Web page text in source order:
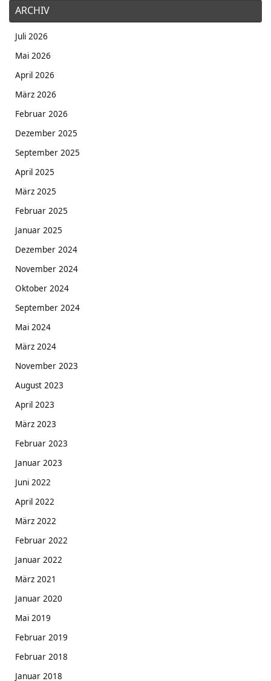
ARCHIV
Juli 2026
Mai 2026
April 2026
März 2026
Februar 2026
Dezember 2025
September 2025
April 2025
März 2025
Februar 2025
Januar 2025
Dezember 2024
November 2024
Oktober 2024
September 2024
Mai 2024
März 2024
November 2023
August 2023
April 2023
März 2023
Februar 2023
Januar 2023
Juni 2022
April 2022
März 2022
Februar 2022
Januar 2022
März 2021
Januar 2020
Mai 2019
Februar 2019
Februar 2018
Januar 2018